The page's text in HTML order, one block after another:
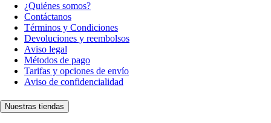
¿Quiénes somos?
Contáctanos
Términos y Condiciones
Devoluciones y reembolsos
Aviso legal
Métodos de pago
Tarifas y opciones de envío
Aviso de confidencialidad
Nuestras tiendas